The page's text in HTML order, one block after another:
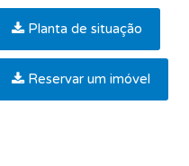
Planta de situação
Reservar um imóvel